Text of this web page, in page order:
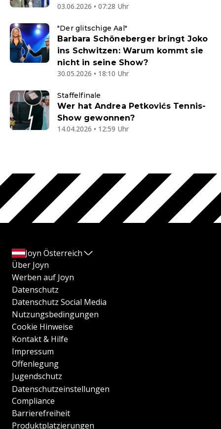
03.06.2026 • 07:28 Uhr
"Der glitschige Aal"
Barbara Schöneberger bringt Joko
ins Schwitzen: Warum kommt sie
nicht in seine Show?
30.05.2026 • 18:10 Uhr
Staffelfinale
Wer hat Andrea Petkovićs Tennis-
Show gewonnen?
14.04.2026 • 12:59 Uhr
Joyn Österreich
Über Joyn
Werben auf Joyn
Datenschutz
Datenschutz Social Media
Nutzungsbedingungen
Cookie Hinweise
Kontakt & Hilfe
Impressum
Offenlegung
Jugendschutz
Datenschutzeinstellungen
Compliance
Barrierefreiheit
Produktplatzierungen